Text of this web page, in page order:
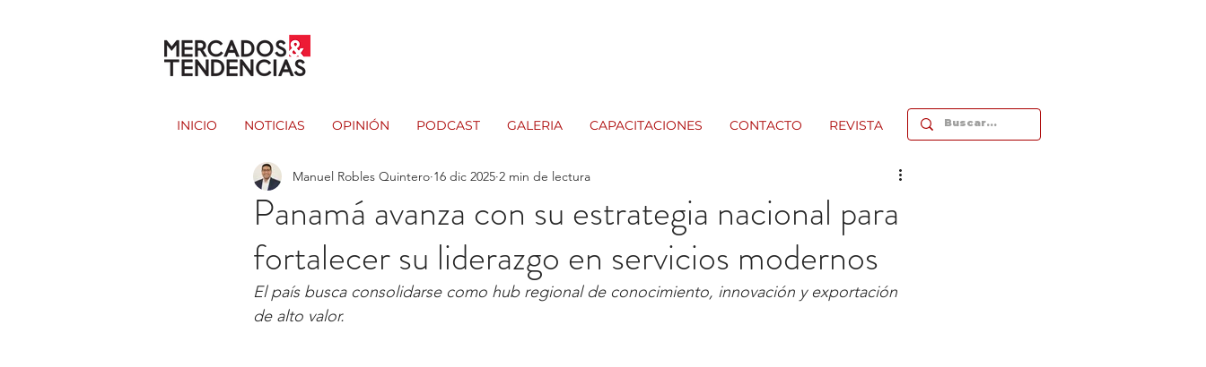
INICIO NOTICIAS OPINIÓN PODCAST GALERIA CAPACITACIONES CONTACTO REVISTA
Panamá avanza con su estrategia nacional para
fortalecer su liderazgo en servicios modernos
Manuel Robles Quintero 16 dic 2025 2 min de lectura
El país busca consolidarse como hub regional de conocimiento, innovación y exportación
de alto valor.